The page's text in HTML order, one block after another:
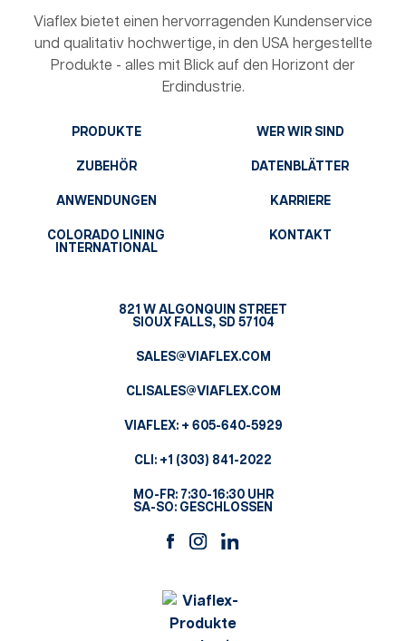
Viaflex bietet einen hervorragenden Kundenservice
und qualitativ hochwertige, in den USA hergestellte
Produkte - alles mit Blick auf den Horizont der
Erdindustrie.
PRODUKTE
ZUBEHÖR
ANWENDUNGEN
COLORADO LINING
INTERNATIONAL
WER WIR SIND
DATENBLÄTTER
KARRIERE
KONTAKT
821 W ALGONQUIN STREET
SIOUX FALLS, SD 57104
SALES@VIAFLEX.COM
CLISALES@VIAFLEX.COM
VIAFLEX: + 605-640-5929
CLI: +1 (303) 841-2022
MO-FR: 7:30-16:30 UHR
SA-SO: GESCHLOSSEN